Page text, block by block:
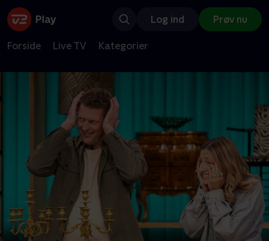
Log ind Prøv nu
Forside Live TV Kategorier